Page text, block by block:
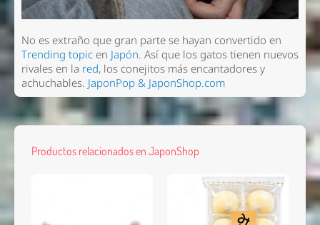
No es extraño que gran parte se hayan convertido en
Trending topicen Japón. Así que los gatos tienen nuevos
rivales en la red, los conejitos más encantadores y
achuchables. JaponPop & JaponShop.com
Productos relacionados en JaponShop